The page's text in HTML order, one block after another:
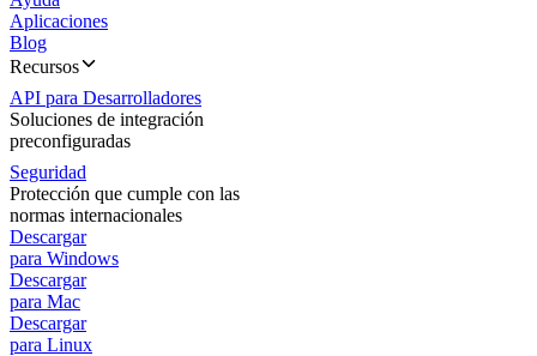
Aplicaciones
Blog
Recursos
API para Desarrolladores
Soluciones de integración
preconfiguradas
Seguridad
Protección que cumple con las
normas internacionales
Descargar
para Windows
Descargar
para Mac
Descargar
para Linux